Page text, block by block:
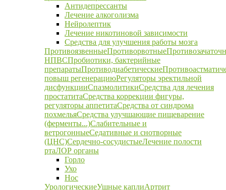
Антидепрессанты
Лечение алкоголизма
Нейролептик
Лечение никотиновой зависимости
Средства для улучшения работы мозга
ПротивоязвенныеПротиворвотные
НПВСПробиотики, бактерийные
препаратыПротиводиабетические
повыш регенерациюРегуляторы эректильной
дисфункцииСпазмолитикиСредства для лечения
простатитаСредства коррекции фигуры,
регуляторы аппетитаСредства от синдрома
похмельяСредства улучшающие пищеварение
(ферменты...)Слабительные и
ветрогонныеСедативные и снотворные
(ЦНС)Сердечно-сосудистыеЛечение полости
ртаЛОР органы
Горло
Ухо
Нос
УрологическиеУшные каплиАртрит